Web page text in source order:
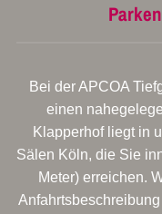
Bei der APCOA
einen
Klapperhof liegt in
Sälen Köln, die Sie
Meter) erreichen.